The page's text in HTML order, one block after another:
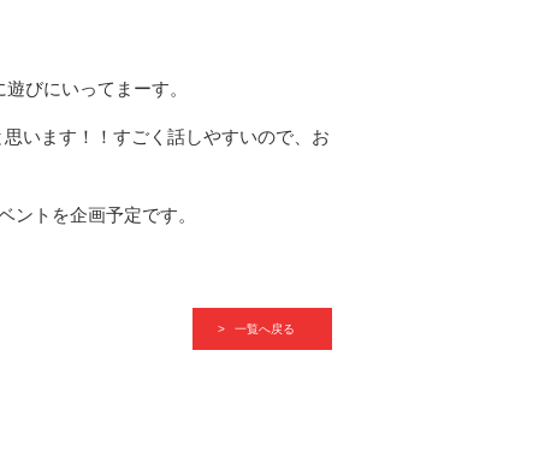
びにいってまーす。
います！！すごく話しやすいので、お
トを企画予定です。
一覧へ戻る